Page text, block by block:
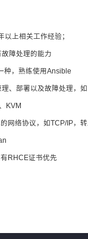
以上相关工作经验；
障处理的能力
种，熟练使用Ansible
、部署以及故障处理，
KVM
网络协议，如TCP/IP，
RHCE证书优先